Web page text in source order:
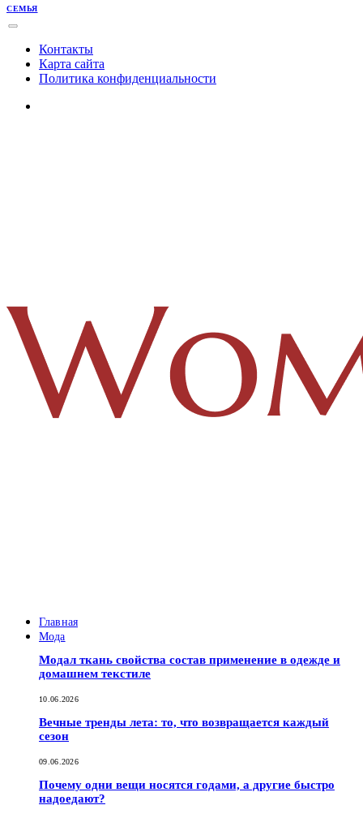
СЕМЬЯ
Контакты
Карта сайта
Политика конфиденциальности
Главная
Мода
Модал ткань свойства состав применение в одежде и
домашнем текстиле
10.06.2026
Вечные тренды лета: то, что возвращается каждый
сезон
09.06.2026
Почему одни вещи носятся годами, а другие быстро
надоедают?